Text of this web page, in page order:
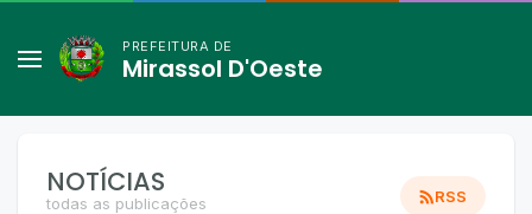
PREFEITURA DE
Mirassol D'Oeste
NOTÍCIAS
todas as publicações RSS